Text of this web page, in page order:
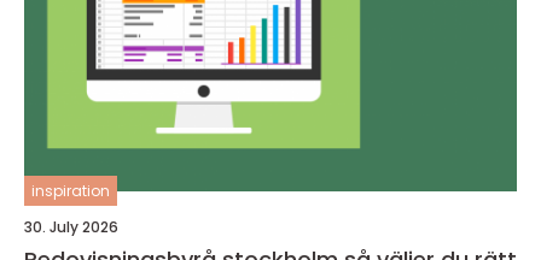
inspiration
30. July 2026